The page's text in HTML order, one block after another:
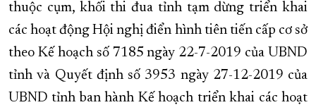
XÂY DỰNG KHÁNH HÒA TRỞ THÀNH THÀNH PHỐ TRỰC THUỘC
ĐẠI HỘI ĐẢNG CÁC CẤP TRANG CHỦ VỀ BÁO KHÁNH HÒA
thuộc cụm, khối thi đua tỉnh tạm dừng triển khai
các hoạt động Hội nghị điển hình tiên tiến cấp cơ sở
theo Kế hoạch số 7185 ngày 22-7-2019 của UBND
tỉnh và Quyết định số 3953 ngày 27-12-2019 của
UBND tỉnh ban hành Kế hoạch triển khai các hoạt